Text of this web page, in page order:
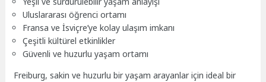
Uluslararası öğrenci ortamı
Fransa ve İsviçre’ye kolay ulaşım imkanı
Çeşitli kültürel etkinlikler
Güvenli ve huzurlu yaşam ortamı
Freiburg, sakin ve huzurlu bir yaşam arayanlar için ideal bir